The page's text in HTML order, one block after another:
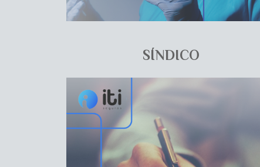
SÍNDICO